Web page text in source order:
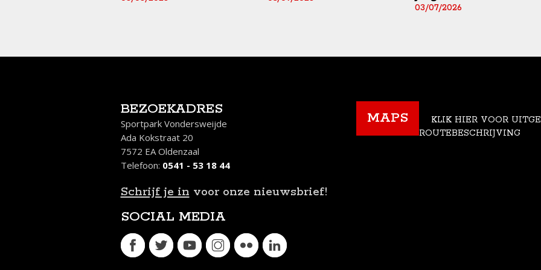
03/07/2026
BEZOEKADRES
Sportpark Vondersweijde
Ada Kokstraat 20
7572 EA Oldenzaal
Telefoon: 0541 - 53 18 44
Schrijf je in voor onze nieuwsbrief!
SOCIAL MEDIA
MAPS
KLIK HIER VOOR
ROUTEBESCHRIJVING